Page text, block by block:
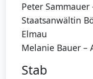
Peter
Staatsanwältin
Elmau
Melanie Bauer –
Stab